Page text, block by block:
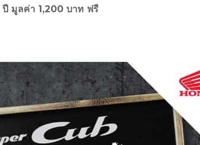
ปี มูลค่า 1,200 บาท ฟรี